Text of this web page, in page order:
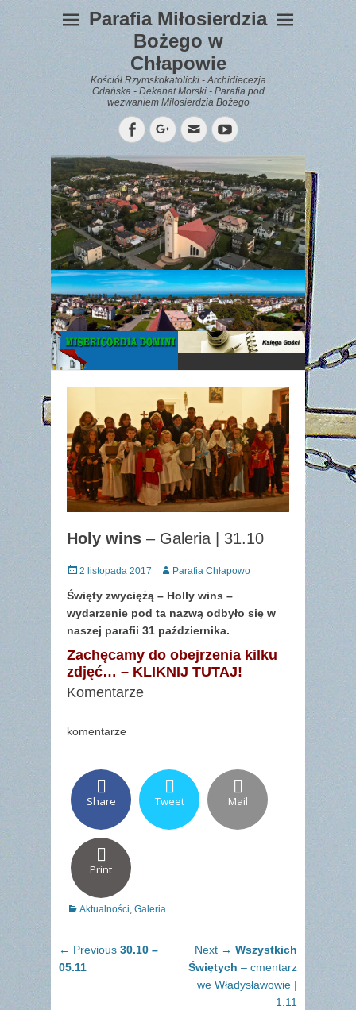
Parafia Miłosierdzia
Bożego w
Chłapowie
Kościół Rzymskokatolicki - Archidiecezja
Gdańska - Dekanat Morski - Parafia pod
wezwaniem Miłosierdzia Bożego
FacebookGoogleplus
EmailYouTube
WYPOCZYNEK
Gazetka
Parafialna
Holy wins – Galeria | 31.10
Posted
2 listopada 2017 Author
Parafia Chłapowo
Święty zwyciężą – Holly wins –
wydarzenie pod ta nazwą odbyło się w
naszej parafii 31 października.
Zachęcamy do obejrzenia kilku
zdjęć… – KLIKNIJ TUTAJ!
Komentarze
komentarze
Share Tweet Mail
Print
Categories
Aktualności Galeria
Nawigacja
wpisu
← Previous Previous
30.10 –
05.11
Next → Next
post:
Wszystkich
Świętych – cmentarz
we Władysławowie |
1.11